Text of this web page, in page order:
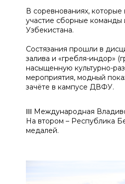
В соревнованиях,
участие сборные команды
Узбекистана.
Состязания прошли в
залива и «гребля-индор»
насыщенную культурно-
мероприятия, модный
зачёте в кампусе ДВФУ.
ⅠⅠⅠ Международная
На втором – Республика
медалей.